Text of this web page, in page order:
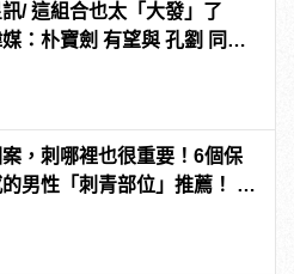
/ 這組合也太「大發」了
：朴寶劍 有望與 孔劉 同框
案，刺哪裡也很重要！6個保
男性「刺青部位」推薦！ |